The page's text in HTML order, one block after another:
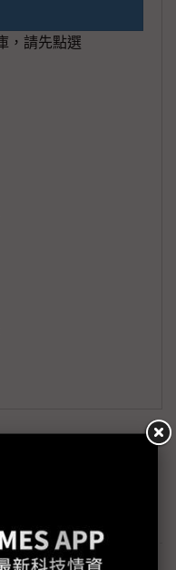
，請先點選